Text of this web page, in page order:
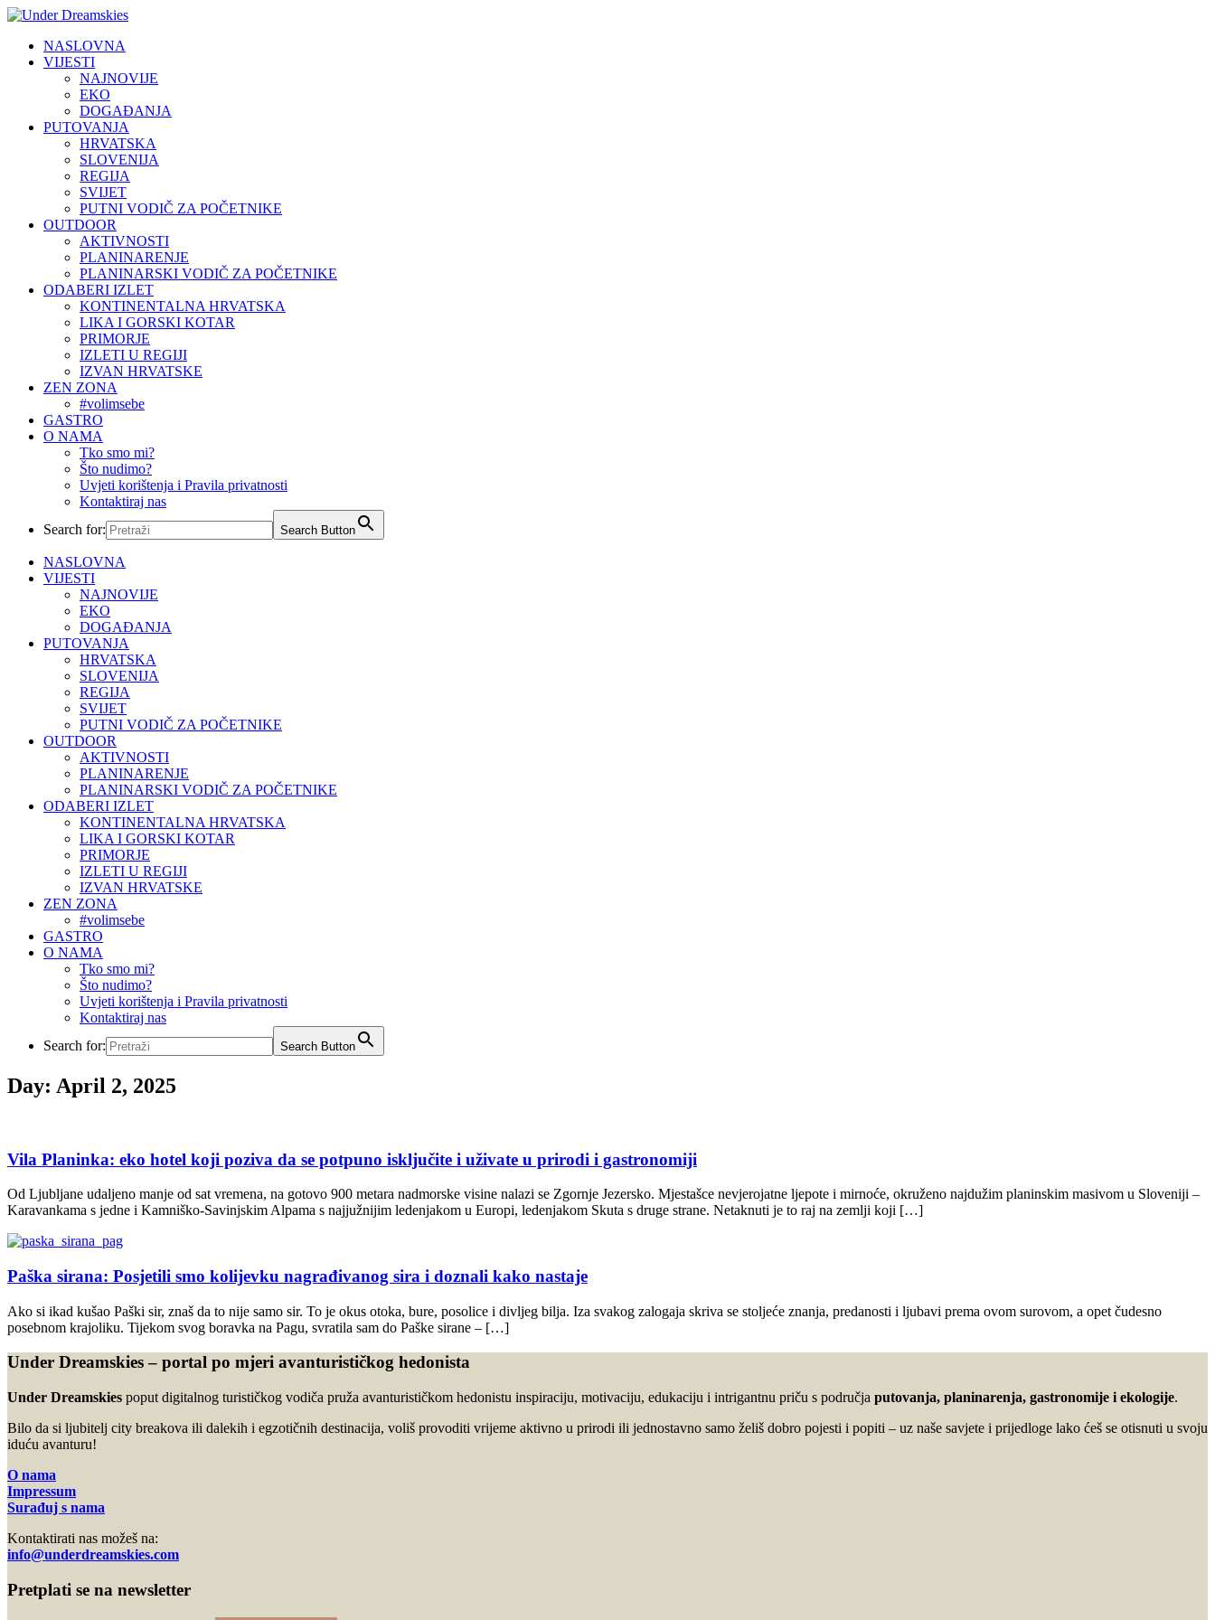
NASLOVNA
VIJESTI
NAJNOVIJE
EKO
DOGAĐANJA
PUTOVANJA
HRVATSKA
SLOVENIJA
REGIJA
SVIJET
PUTNI VODIČ ZA POČETNIKE
OUTDOOR
AKTIVNOSTI
PLANINARENJE
PLANINARSKI VODIČ ZA POČETNIKE
ODABERI IZLET
KONTINENTALNA HRVATSKA
LIKA I GORSKI KOTAR
PRIMORJE
IZLETI U REGIJI
IZVAN HRVATSKE
ZEN ZONA
#volimsebe
GASTRO
O NAMA
Tko smo mi?
Što nudimo?
Uvjeti korištenja i Pravila privatnosti
Kontaktiraj nas
Search for:
Search Button
NASLOVNA
VIJESTI
NAJNOVIJE
EKO
DOGAĐANJA
PUTOVANJA
HRVATSKA
SLOVENIJA
REGIJA
SVIJET
PUTNI VODIČ ZA POČETNIKE
OUTDOOR
AKTIVNOSTI
PLANINARENJE
PLANINARSKI VODIČ ZA POČETNIKE
ODABERI IZLET
KONTINENTALNA HRVATSKA
LIKA I GORSKI KOTAR
PRIMORJE
IZLETI U REGIJI
IZVAN HRVATSKE
ZEN ZONA
#volimsebe
GASTRO
O NAMA
Tko smo mi?
Što nudimo?
Uvjeti korištenja i Pravila privatnosti
Kontaktiraj nas
Search for:
Search Button
Day: April 2, 2025
Vila Planinka: eko hotel koji poziva da se potpuno isključite i uživate u prirodi i gastronomiji
Od Ljubljane udaljeno manje od sat vremena, na gotovo 900 metara nadmorske visine nalazi se Zgornje Jezersko. Mjestašce nevjerojatne ljepote i mirnoće, okruženo najdužim planinskim masivom u Sloveniji –
Karavankama s jedne i Kamniško-Savinjskim Alpama s najjužnijim ledenjakom u Europi, ledenjakom Skuta s druge strane. Netaknuti je to raj na zemlji koji […]
Paška sirana: Posjetili smo kolijevku nagrađivanog sira i doznali kako nastaje
Ako si ikad kušao Paški sir, znaš da to nije samo sir. To je okus otoka, bure, posolice i divljeg bilja. Iza svakog zalogaja skriva se stoljeće znanja, predanosti i ljubavi prema ovom surovom, a opet čudesno
posebnom krajoliku. Tijekom svog boravka na Pagu, svratila sam do Paške sirane – […]
Under Dreamskies – portal po mjeri avanturističkog hedonista
Under Dreamskies poput digitalnog turističkog vodiča pruža avanturističkom hedonistu inspiraciju, motivaciju, edukaciju i intrigantnu priču s područja putovanja, planinarenja, gastronomije i ekologije.
Bilo da si ljubitelj city breakova ili dalekih i egzotičnih destinacija, voliš provoditi vrijeme aktivno u prirodi ili jednostavno samo želiš dobro pojesti i popiti – uz naše savjete i prijedloge lako ćeš se otisnuti u svoju
iduću avanturu!
O nama
Impressum
Surađuj s nama
Kontaktirati nas možeš na:
info@underdreamskies.com
Pretplati se na newsletter